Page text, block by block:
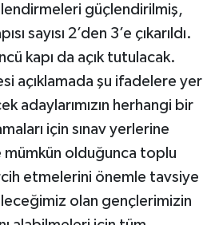
güçlendirilmiş,
sayısı 2’den 3’e çıkarıldı.
kapı da açık tutulacak.
açıklamada şu ifadelere yer
adaylarımızın herhangi bir
için sınav yerlerine
olduğunca toplu
etmelerini önemle tavsiye
olan gençlerimizin